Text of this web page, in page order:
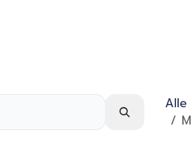
Alle